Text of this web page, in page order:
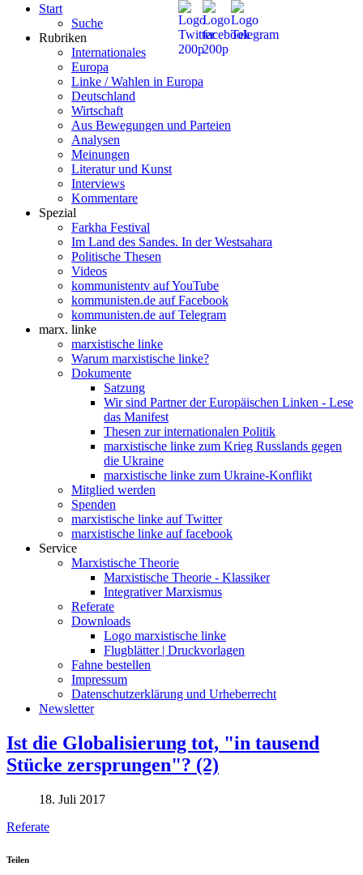
Start
Suche
Rubriken
Internationales
Europa
Linke / Wahlen in Europa
Deutschland
Wirtschaft
Aus Bewegungen und Parteien
Analysen
Meinungen
Literatur und Kunst
Interviews
Kommentare
Spezial
Farkha Festival
Im Land des Sandes. In der Westsahara
Politische Thesen
Videos
kommunistentv auf YouTube
kommunisten.de auf Facebook
kommunisten.de auf Telegram
marx. linke
marxistische linke
Warum marxistische linke?
Dokumente
Satzung
Wir sind Partner der Europäischen Linken - Lese
das Manifest
Thesen zur internationalen Politik
marxistische linke zum Krieg Russlands gegen
die Ukraine
marxistische linke zum Ukraine-Konflikt
Mitglied werden
Spenden
marxistische linke auf Twitter
marxistische linke auf facebook
Service
Marxistische Theorie
Marxistische Theorie - Klassiker
Integrativer Marxismus
Referate
Downloads
Logo marxistische linke
Flugblätter | Druckvorlagen
Fahne bestellen
Impressum
Datenschutzerklärung und Urheberrecht
Newsletter
Ist die Globalisierung tot, "in tausend
Stücke zersprungen"? (2)
18. Juli 2017
Referate
Teilen